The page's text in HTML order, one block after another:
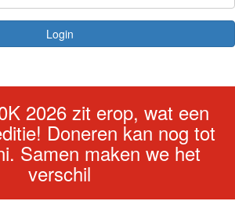
Login
2026 zit erop, wat een
Doneren kan nog tot
Samen maken we het
verschil